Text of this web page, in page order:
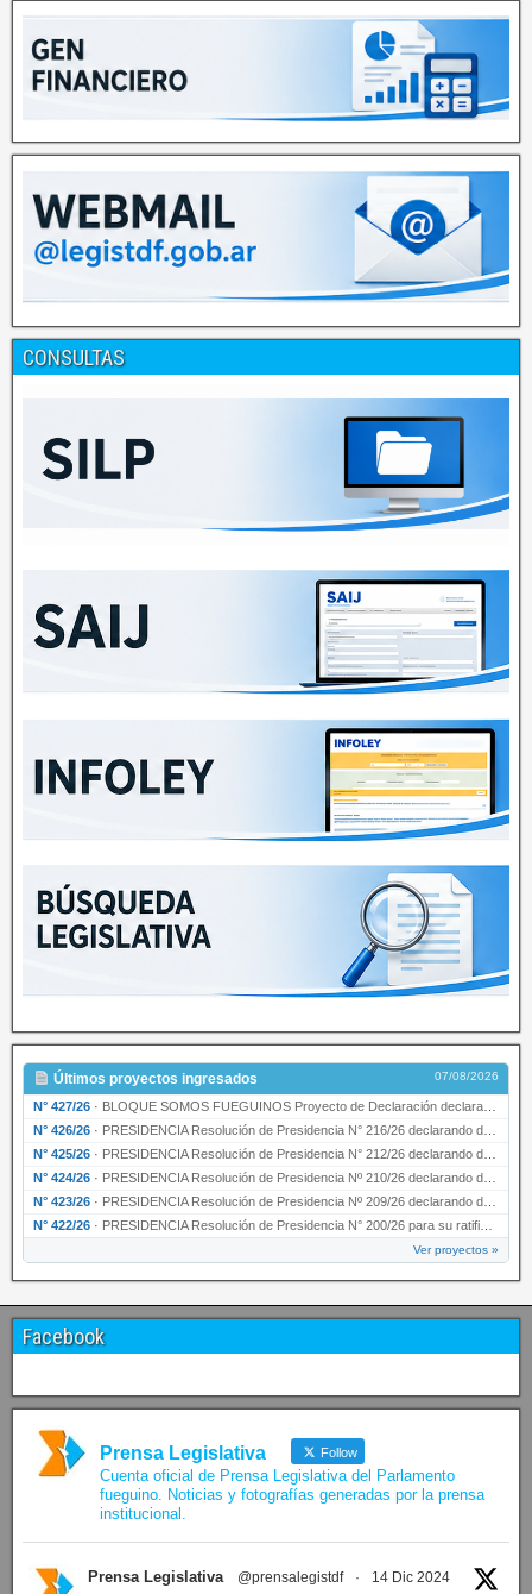
CONSULTAS
Últimos proyectos ingresados 07/08/2026
N° 427/26 · BLOQUE SOMOS FUEGUINOS Proyecto de Declaración declarando de interés provincial PRESIDENCI…
N° 426/26 · PRESIDENCIA Resolución de Presidencia N° 216/26 declarando de interés provincial la labor …
N° 425/26 · PRESIDENCIA Resolución de Presidencia N° 212/26 declarando de interés provincial el “50° A…
N° 424/26 · PRESIDENCIA Resolución de Presidencia Nº 210/26 declarando de interés provincial el proyec…
N° 423/26 · PRESIDENCIA Resolución de Presidencia Nº 209/26 declarando de interés provincial la presen…
N° 422/26 · PRESIDENCIA Resolución de Presidencia N° 200/26 para su ratificación.
Ver proyectos »
Facebook
Prensa Legislativa Follow
Cuenta oficial de Prensa Legislativa del Parlamento
fueguino. Noticias y fotografías generadas por la prensa
institucional.
Prensa Legislativa @prensalegistdf · 14 Dic 2024